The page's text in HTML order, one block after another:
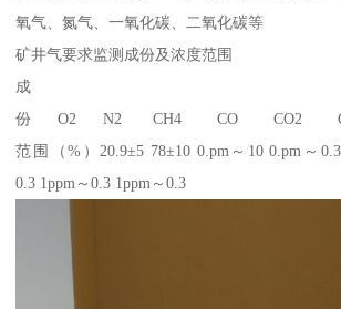
氧气、氮气、一氧化碳、二氧化碳等
矿井气要求监测成份及浓度范围
成
份 O2 N2 CH4 CO CO2
范围（%）20.9±5 78±10 0.pm～10 0.pm～
0.3 1ppm～0.3 1ppm～0.3